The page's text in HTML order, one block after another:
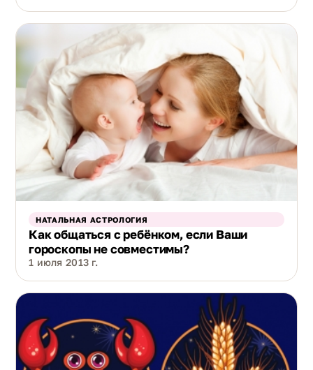
НАТАЛЬНАЯ АСТРОЛОГИЯ
Как общаться с ребёнком, если Ваши
гороскопы не совместимы?
1 июля 2013 г.